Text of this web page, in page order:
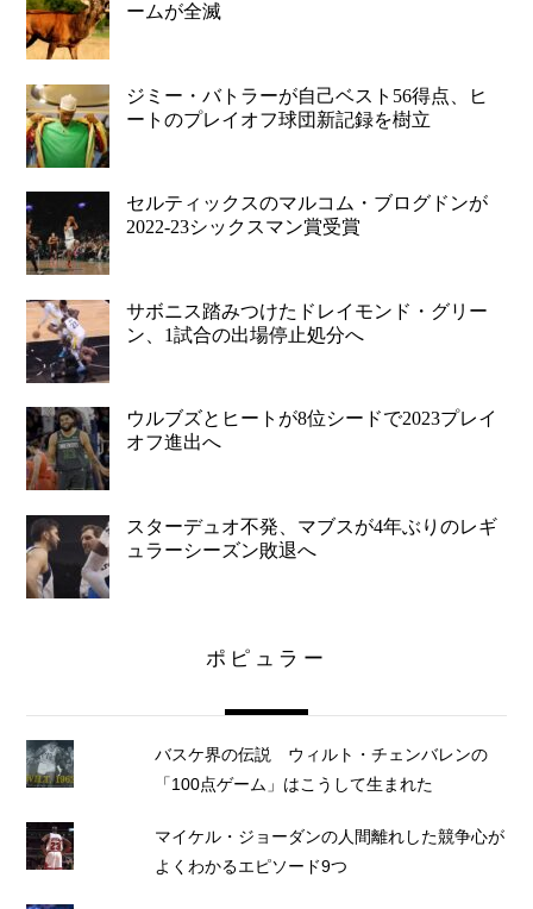
ームが全滅
ジミー・バトラーが自己ベスト56得点、ヒ
ートのプレイオフ球団新記録を樹立
セルティックスのマルコム・ブログドンが
2022-23シックスマン賞受賞
サボニス踏みつけたドレイモンド・グリー
ン、1試合の出場停止処分へ
ウルブズとヒートが8位シードで2023プレイ
オフ進出へ
スターデュオ不発、マブスが4年ぶりのレギ
ュラーシーズン敗退へ
ポピュラー
バスケ界の伝説 ウィルト・チェンバレンの
「100点ゲーム」はこうして生まれた
マイケル・ジョーダンの人間離れした競争心が
よくわかるエピソード9つ